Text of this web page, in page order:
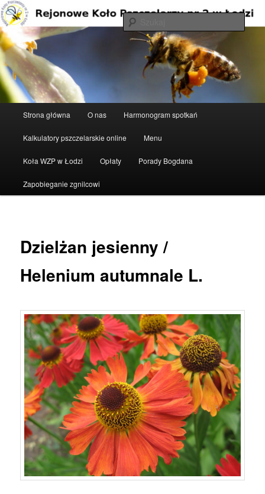
Przeskocz
do
tekstu
Rejonowe Koło Pszczelarzy nr 2 w
Łodzi
Strona główna O nas Harmonogram spotkań
Kalkulatory pszczelarskie online Menu
Koła WZP w Łodzi Opłaty Porady Bogdana
Zapobieganie zgnilcowi
Dzielżan jesienny /
Helenium autumnale L.